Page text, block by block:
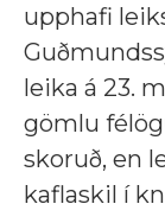
upphafi
leika á 23.
gömlu
skoruð, en
kaflaskil í